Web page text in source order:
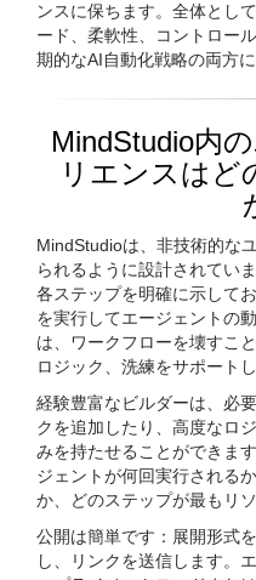
ンスに保ちます。全体とし
ード、柔軟性、コントロー
期的なAI自動化戦略の両方に
MindStudio内
リエンスはど
MindStudioは、非技術的な
られるように設計されてい
各ステップを明確に示して
を実行してエージェントの
は、ワークフローを壊すこ
ロジック、洗練をサポートし
経験豊富なビルダーは、必
クを追加したり、高度なロ
みを持たせることができま
ジェントが何回実行される
か、どのステップが最もリ
公開は簡単です：展開形式
し、リンクを送信します。